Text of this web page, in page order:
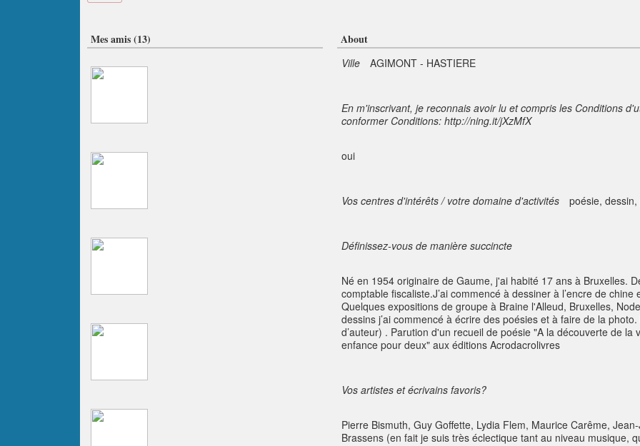
About
Ville AGIMONT - HASTIERE
En m'inscrivant, je reconnais avoir lu et compris les Conditions
conformer Conditions: http://ning.it/jXzMfX
oui
Vos centres d'intérêts / votre domaine d'activités poésie,
Définissez-vous de manière succincte
Né en 1954 originaire de Gaume, j'ai habité 17 ans à Bruxelles.
comptable fiscaliste.J’ai commencé à dessiner à l’encre de
Quelques expositions de groupe à Braine l'Alleud, Bruxelles,
dessins j’ai commencé à écrire des poésies et à faire de la
d’auteur) . Parution d'un recueil de poésie "A la découverte de
enfance pour deux" aux éditions Acrodacrolivres
Vos artistes et écrivains favoris?
Pierre Bismuth, Guy Goffette, Lydia Flem, Maurice Carême,
Brassens (en fait je suis très éclectique tant au niveau musique,
Mes amis (13)